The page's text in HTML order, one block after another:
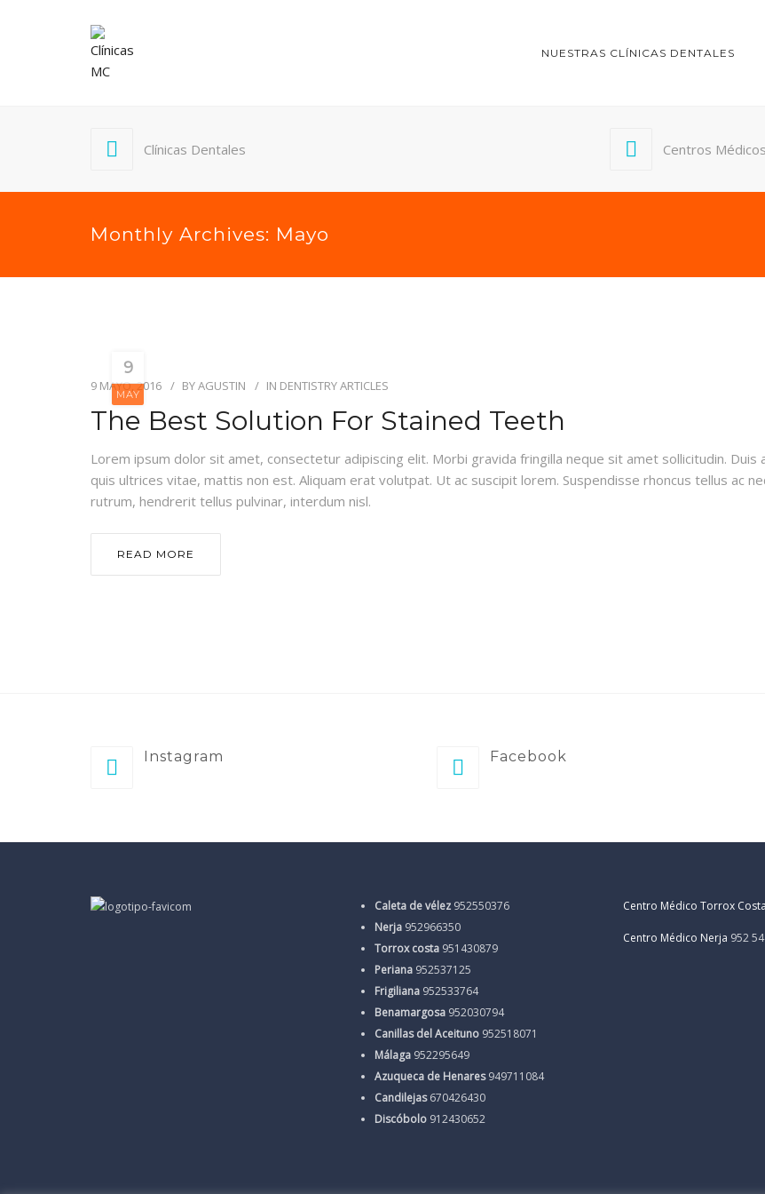
NUESTRAS CLÍNICAS DENTALES
Clínicas Dentales Centros Médicos
Monthly Archives: Mayo
9
MAY
9 MAYO, 2016 BYAGUSTIN IN DENTISTRY ARTICLES
The Best Solution For Stained Teeth
Lorem ipsum dolor sit amet, consectetur adipiscing elit. Morbi gravida fringilla neque sit amet sollicitudin.
quis ultrices vitae, mattis non est. Aliquam erat volutpat. Ut ac suscipit lorem. Suspendisse rhoncus tellus ac
rutrum, hendrerit tellus pulvinar, interdum nisl.
READ MORE
Instagram Facebook
Caleta de vélez 952550376
Nerja 952966350
Torrox costa 951430879
Periana 952537125
Frigiliana 952533764
Benamargosa 952030794
Canillas del Aceituno 952518071
Málaga 952295649
Azuqueca de Henares 949711084
Candilejas 670426430
Discóbolo 912430652
Centro Médico Torrox Costa
Centro Médico Nerja 952